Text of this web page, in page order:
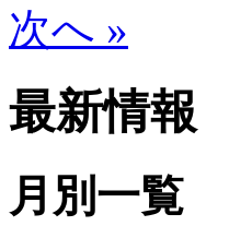
次へ »
最新情報
月別一覧